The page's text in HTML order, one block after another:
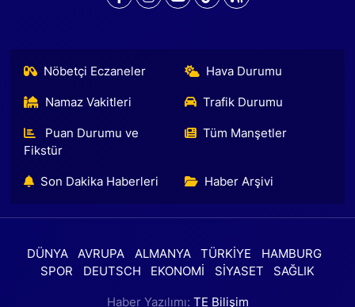
Nöbetçi Eczaneler Hava Durumu
Namaz Vakitleri Trafik Durumu
Puan Durumu ve
Fikstür
Tüm Manşetler
Son Dakika Haberleri Haber Arşivi
DÜNYA AVRUPA ALMANYA TÜRKİYE
HAMBURG
SPOR
DEUTSCH EKONOMİ SİYASET SAĞLIK
Haber Yazılımı: TE Bilişim